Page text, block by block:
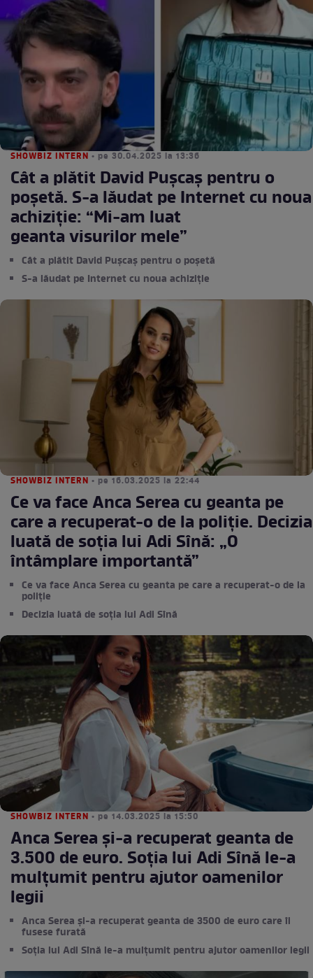
SHOWBIZ INTERN • pe 30.04.2025 la 13:36
Cât a plătit David Pușcaș pentru o
poșetă. S-a lăudat pe Internet cu noua
achiziție: “Mi-am luat
geanta visurilor mele”
Cât a plătit David Pușcaș pentru o poșetă
S-a lăudat pe Internet cu noua achiziție
SHOWBIZ INTERN • pe 16.03.2025 la 22:44
Ce va face Anca Serea cu geanta pe
care a recuperat-o de la poliție. Decizia
luată de soția lui Adi Sînă: „O
întâmplare importantă”
Ce va face Anca Serea cu geanta pe care a recuperat-o de la
poliție
Decizia luată de soția lui Adi Sînă
SHOWBIZ INTERN • pe 14.03.2025 la 15:50
Anca Serea și-a recuperat geanta de
3.500 de euro. Soția lui Adi Sînă le-a
mulțumit pentru ajutor oamenilor
legii
Anca Serea și-a recuperat geanta de 3500 de euro care îi
fusese furată
Soția lui Adi Sînă le-a mulțumit pentru ajutor oamenilor legii